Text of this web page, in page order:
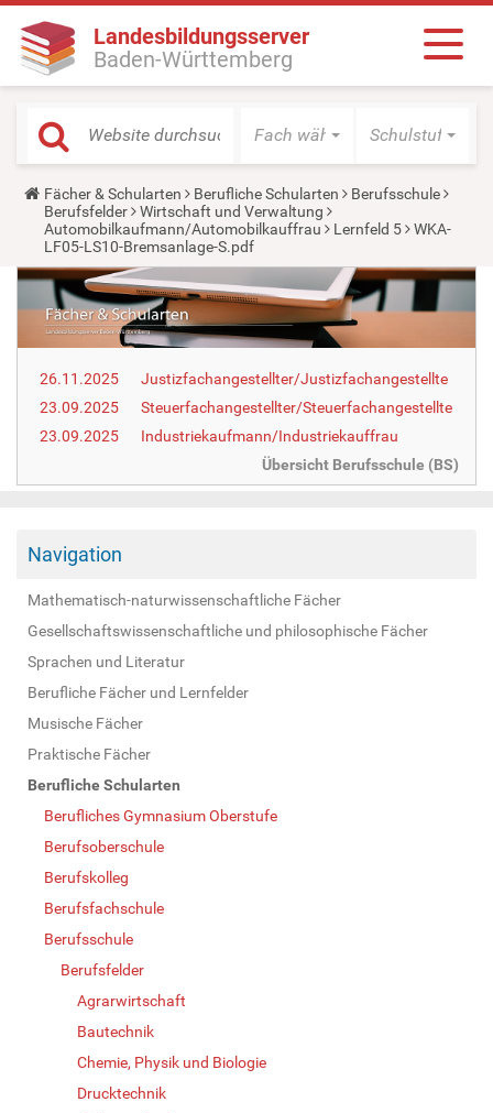
Landesbildungsserver
Baden-Württemberg
Fach wählen Schulstufe
Y
o
u
a
r
e
e
r
e
Fächer & Schularten Berufliche Schularten
Berufsschule
Berufsfelder
Wirtschaft und Verwaltung
Automobilkaufmann/Automobilkauffrau
Lernfeld 5
WKA-
LF05-LS10-Bremsanlage-S.pdf
26.11.2025
Justizfachangestellter/Justizfachangestellte
23.09.2025
Steuerfachangestellter/Steuerfachangestellte
23.09.2025
Industriekaufmann/Industriekauffrau
Übersicht Berufsschule (BS)
Navigation
Mathematisch-naturwissenschaftliche Fächer
Gesellschaftswissenschaftliche und philosophische Fächer
Sprachen und Literatur
Berufliche Fächer und Lernfelder
Musische Fächer
Praktische Fächer
Berufliche Schularten
Berufliches Gymnasium Oberstufe
Berufsoberschule
Berufskolleg
Berufsfachschule
Berufsschule
Berufsfelder
Agrarwirtschaft
Bautechnik
Chemie, Physik und Biologie
Drucktechnik